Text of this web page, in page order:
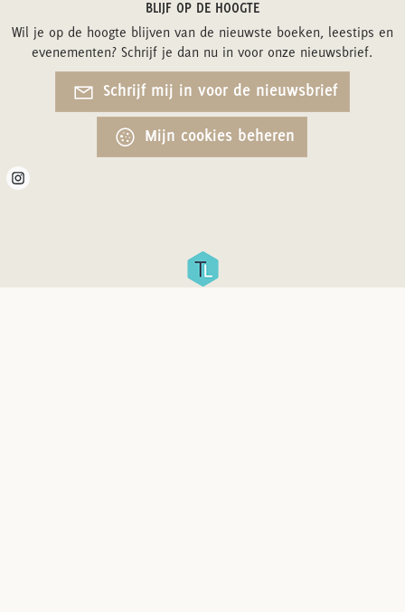
BLIJF OP DE HOOGTE
Wil je op de hoogte blijven van de nieuwste boeken, leestips en
evenementen? Schrijf je dan nu in voor onze nieuwsbrief.
Schrijf mij in voor de nieuwsbrief
Mijn cookies beheren